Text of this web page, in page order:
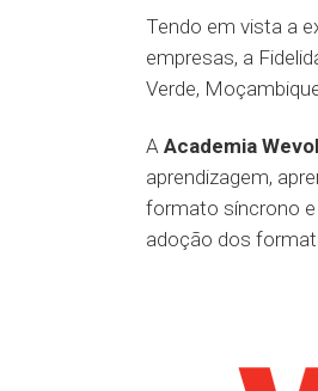
Tendo em vista a
empresas, a
Verde,
A Academia
aprendizagem,
formato síncrono
adoção dos